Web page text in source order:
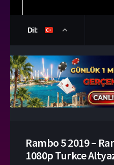
Dil:
Rambo 5 2019 –
1080p Turkce